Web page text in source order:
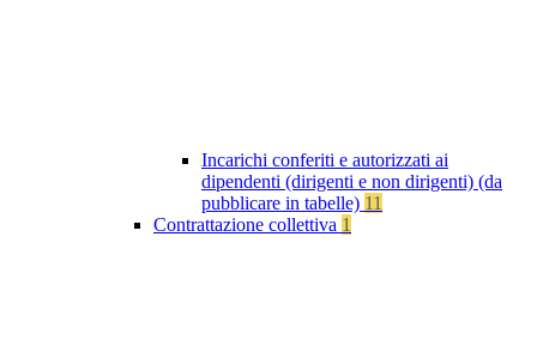
Incarichi conferiti e autorizzati ai
dipendenti (dirigenti e non dirigenti) (da
pubblicare in tabelle) 11
Contrattazione collettiva 1